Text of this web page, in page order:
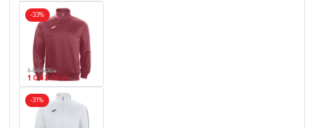
-33%
1 554.00 ₴
1 042.00 ₴
-31%